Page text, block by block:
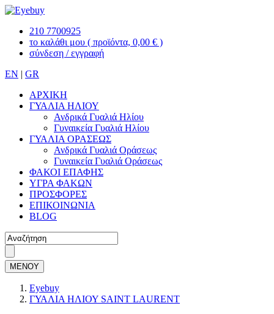
210 7700925
το καλάθι μου ( προϊόντα, 0,00 € )
σύνδεση / εγγραφή
EN | GR
ΑΡΧΙΚΗ
ΓΥΑΛΙΑ ΗΛΙΟΥ
Ανδρικά Γυαλιά Ηλίου
Γυναικεία Γυαλιά Ηλίου
ΓΥΑΛΙΑ ΟΡΑΣΕΩΣ
Ανδρικά Γυαλιά Οράσεως
Γυναικεία Γυαλιά Οράσεως
ΦΑΚΟΙ ΕΠΑΦΗΣ
ΥΓΡΑ ΦΑΚΩΝ
ΠΡΟΣΦΟΡΕΣ
ΕΠΙΚΟΙΝΩΝΙΑ
BLOG
ΜΕΝΟΥ
Eyebuy
ΓΥΑΛΙΑ ΗΛΙΟΥ SAINT LAURENT